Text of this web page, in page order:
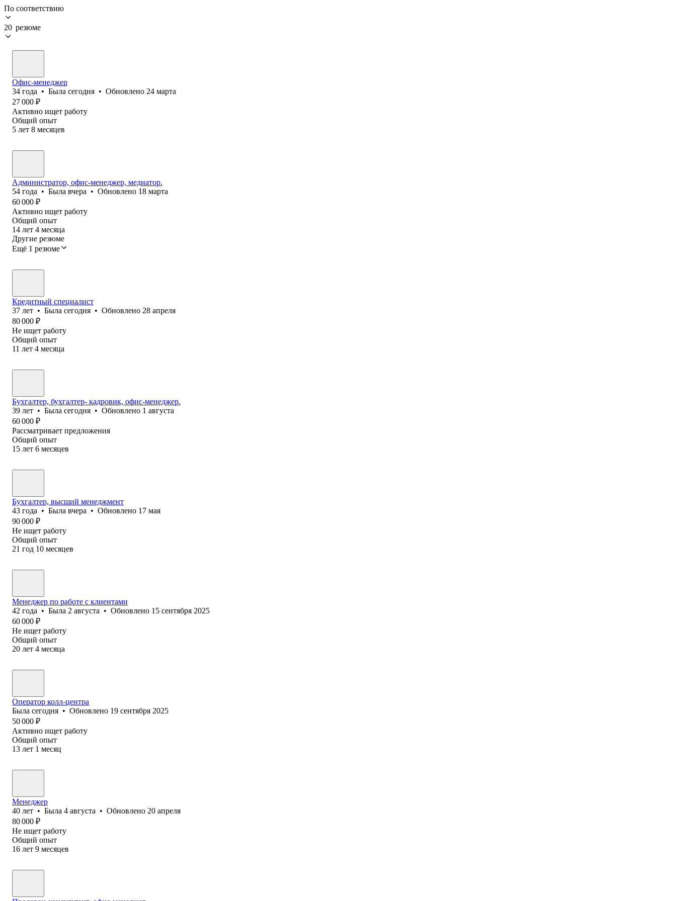
По соответствию
20 резюме
Офис-менеджер
34 года • Была сегодня • Обновлено 24 марта
27 000 ₽
Активно ищет работу
Общий опыт
5 лет 8 месяцев
Администратор, офис-менеджер, медиатор.
54 года • Была вчера • Обновлено 18 марта
60 000 ₽
Активно ищет работу
Общий опыт
14 лет 4 месяца
Другие резюме
Ещё 1 резюме
Кредитный специалист
37 лет • Была сегодня • Обновлено 28 апреля
80 000 ₽
Не ищет работу
Общий опыт
11 лет 4 месяца
Бухгалтер, бухгалтер- кадровик, офис-менеджер.
39 лет • Была сегодня • Обновлено 1 августа
60 000 ₽
Рассматривает предложения
Общий опыт
15 лет 6 месяцев
Бухгалтер, высший менеджмент
43 года • Была вчера • Обновлено 17 мая
90 000 ₽
Не ищет работу
Общий опыт
21 год 10 месяцев
Менеджер по работе с клиентами
42 года • Была 2 августа • Обновлено 15 сентября 2025
60 000 ₽
Не ищет работу
Общий опыт
20 лет 4 месяца
Оператор колл-центра
Была сегодня • Обновлено 19 сентября 2025
50 000 ₽
Активно ищет работу
Общий опыт
13 лет 1 месяц
Менеджер
40 лет • Была 4 августа • Обновлено 20 апреля
80 000 ₽
Не ищет работу
Общий опыт
16 лет 9 месяцев